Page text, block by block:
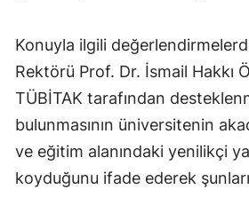
Konuyla ilgili
Rektörü Prof. Dr. İsmail Hakkı
TÜBİTAK tarafından
bulunmasının üniversitenin
ve eğitim alanındaki yenilikçi
koyduğunu ifade ederek